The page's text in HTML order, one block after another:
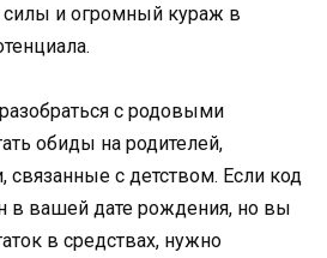
силы и огромный кураж в
с родовыми
обиды на родителей,
с детством. Если код
в вашей дате рождения, но вы
в средствах, нужно